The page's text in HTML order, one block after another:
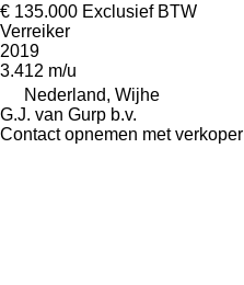
€ 135.000 Exclusief BTW
Verreiker
2019
3.412 m/u
Nederland, Wijhe
G.J. van Gurp b.v.
Contact opnemen met verkoper